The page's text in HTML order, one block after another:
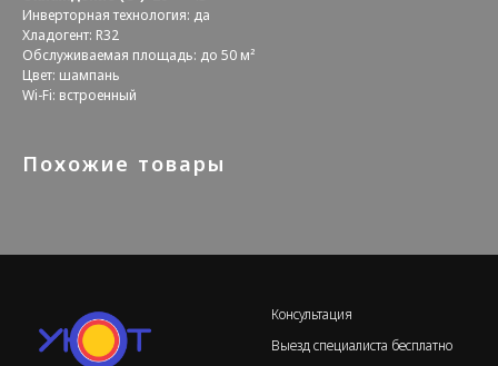
Инверторная технология: да
Хладогент: R32
Обслуживаемая площадь: до 50 м²
Цвет: шампань
Wi-Fi: встроенный
Похожие товары
Консультация
Выезд специалиста бесплатно